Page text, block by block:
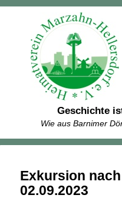
Geschichte
Wie aus Barnimer
Exkursion
02.09.2023